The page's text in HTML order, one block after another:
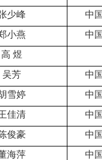
少峰
中
小燕
中
高 煜
吴芳
中
雪婷
中
佳清
中
俊豪
中
海萍
中